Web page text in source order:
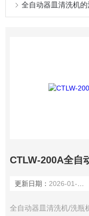
全自动器皿清洗机
CTLW-200A全自
更新日期： 2026-01-14
全自动器皿清洗机/洗瓶